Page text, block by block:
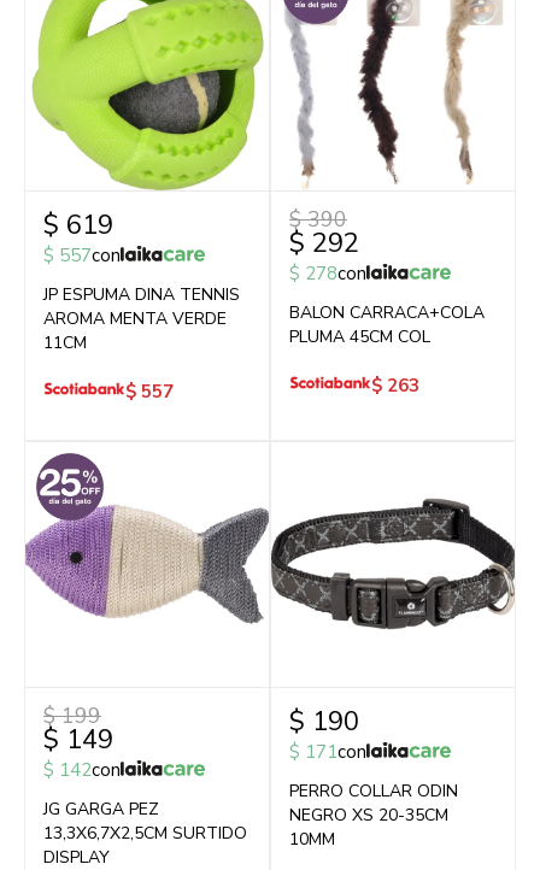
$ 619
$ 557con
JP ESPUMA DINA TENNIS
AROMA MENTA VERDE
11CM
$ 557
$ 292
$ 390
$ 278con
BALON CARRACA+COLA
PLUMA 45CM COL
$ 263
$ 149
$ 199
$ 142con
JG GARGA PEZ
13,3X6,7X2,5CM SURTIDO
DISPLAY
$ 190
$ 171con
PERRO COLLAR ODIN
NEGRO XS 20-35CM
10MM